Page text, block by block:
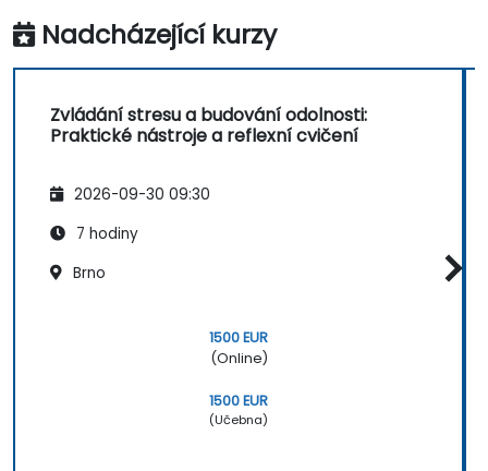
Nadcházející kurzy
Zvládání stresu a budování odolnosti:
Praktické nástroje a reflexní cvičení
2026-09-30 09:30
7 hodiny
Brno
1500 EUR
(Online)
1500 EUR
(Učebna)